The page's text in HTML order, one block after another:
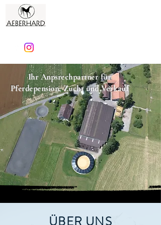
Ihr Anpsrechpartner für
Pferdepension, Zucht und Verkauf
ÜBER UNS